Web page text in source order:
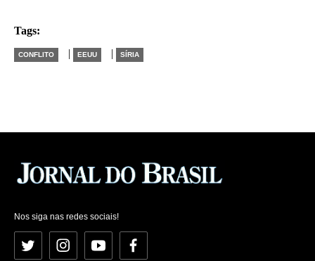
Tags:
CONFLITO | EEUU | SÍRIA
Nos siga nas redes sociais!
Twitter InstagramYouTubeFacebook